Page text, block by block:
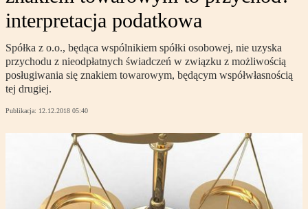
interpretacja podatkowa
Spółka z o.o., będąca wspólnikiem spółki osobowej, nie uzyska
przychodu z nieodpłatnych świadczeń w związku z możliwością
posługiwania się znakiem towarowym, będącym współwłasnością
tej drugiej.
Publikacja: 12.12.2018 05:40